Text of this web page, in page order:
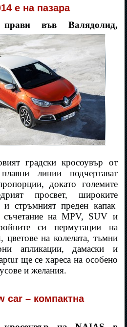
е на пазара
във Валядолид,
градски кросоувър от
линии подчертават
докато големите
просвет, широките
и стръмният преден капак
съчетание на MPV, SUV и
си пермутации на
цветове на колелата, тъмни
апликации, дамаски и
ще се хареса на особено
и желания.
car – компактна